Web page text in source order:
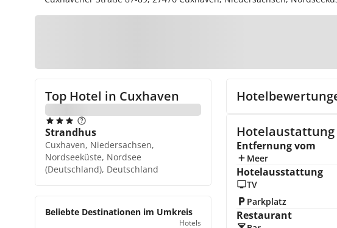
Top Hotel in Cuxhaven
Strandhus
Cuxhaven, Niedersachsen,
Nordseeküste, Nordsee
(Deutschland), Deutschland
Beliebte Destinationen im Umkreis
Hotels
Hotelaustattung
Entfernung vom
Meer
Hotelausstattung
TV
Parkplatz
Restaurant